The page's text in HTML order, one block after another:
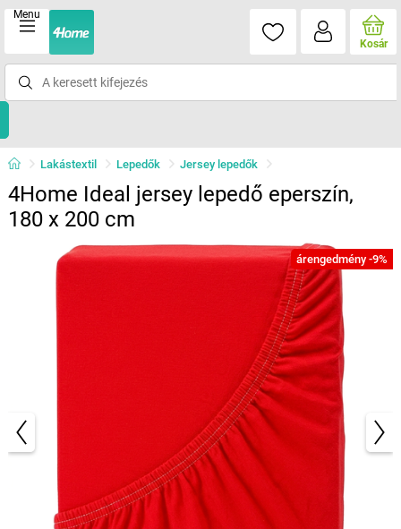
Menu
Kosár
Lakástextil Lepedők Jersey lepedők
4Home Ideal jersey lepedő eperszín,
180 x 200 cm
árengedmény -9%